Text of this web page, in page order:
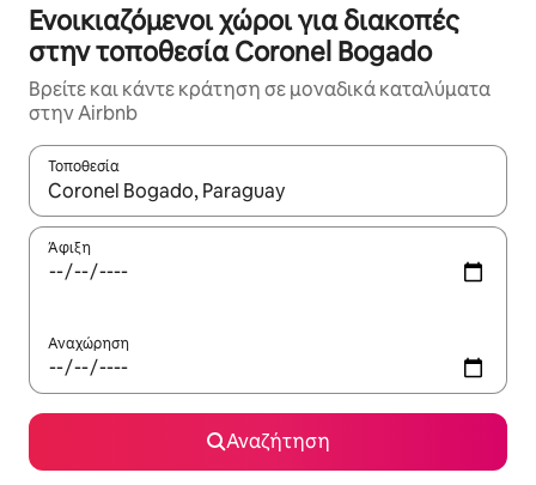
Ενοικιαζόμενοι χώροι για διακοπές
στην τοποθεσία Coronel Bogado
Βρείτε και κάντε κράτηση σε μοναδικά καταλύματα
στην Airbnb
Τοποθεσία
Όταν τα αποτελέσματα είναι διαθέσιμα, μπορείτε να
Άφιξη
Αναχώρηση
Αναζήτηση